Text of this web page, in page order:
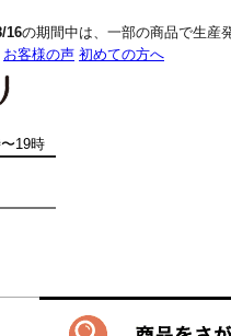
の商品で生産発送の制限をいただ
お客様の声 初めての方へ
19時